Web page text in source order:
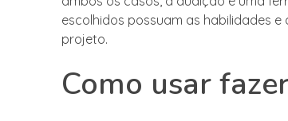
escolhidos possuam as habilidades
projeto.
Como usar